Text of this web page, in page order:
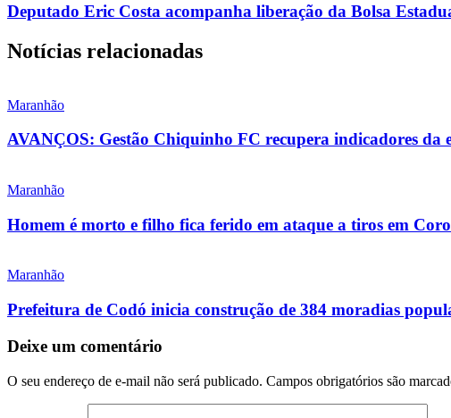
Deputado Eric Costa acompanha liberação da Bolsa
Notícias relacionadas
Maranhão
AVANÇOS: Gestão Chiquinho FC recupera indicadores da
Maranhão
Homem é morto e filho fica ferido em ataque a tiros em
Maranhão
Prefeitura de Codó inicia construção de 384 moradias
Deixe um comentário
O seu endereço de e-mail não será publicado. Campos obrigatórios são